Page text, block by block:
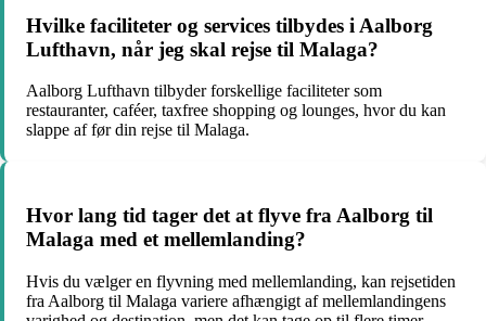
Hvilke faciliteter og services tilbydes i Aalborg
Lufthavn, når jeg skal rejse til Malaga?
Aalborg Lufthavn tilbyder forskellige faciliteter som
restauranter, caféer, taxfree shopping og lounges, hvor du kan
slappe af før din rejse til Malaga.
Hvor lang tid tager det at flyve fra Aalborg til
Malaga med et mellemlanding?
Hvis du vælger en flyvning med mellemlanding, kan rejsetiden
fra Aalborg til Malaga variere afhængigt af mellemlandingens